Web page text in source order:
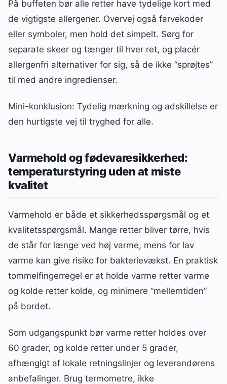
På buffeten bør alle retter have tydelige kort med
de vigtigste allergener. Overvej også farvekoder
eller symboler, men hold det simpelt. Sørg for
separate skeer og tænger til hver ret, og placér
allergenfri alternativer for sig, så de ikke “sprøjtes”
til med andre ingredienser.
Mini-konklusion: Tydelig mærkning og adskillelse er
den hurtigste vej til tryghed for alle.
Varmehold og fødevaresikkerhed:
temperaturstyring uden at miste
kvalitet
Varmehold er både et sikkerhedsspørgsmål og et
kvalitetsspørgsmål. Mange retter bliver tørre, hvis
de står for længe ved høj varme, mens for lav
varme kan give risiko for bakterievækst. En praktisk
tommelfingerregel er at holde varme retter varme
og kolde retter kolde, og minimere “mellemtiden”
på bordet.
Som udgangspunkt bør varme retter holdes over
60 grader, og kolde retter under 5 grader,
afhængigt af lokale retningslinjer og leverandørens
anbefalinger. Brug termometre, ikke